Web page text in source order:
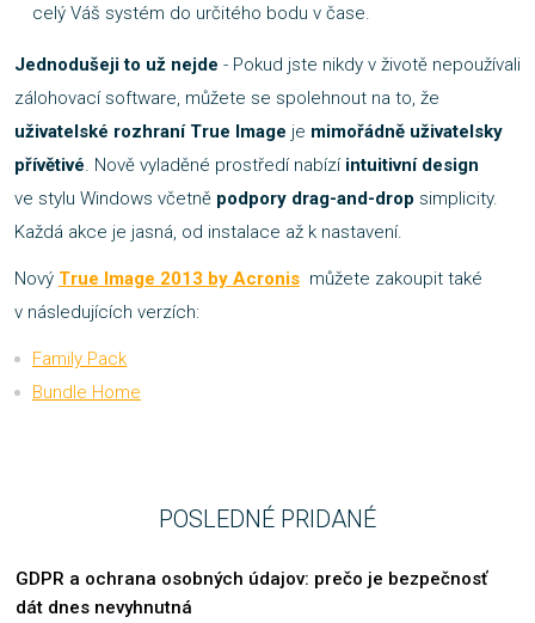
celý Váš systém do určitého bodu v čase.
Jednodušeji to už nejde - Pokud jste nikdy v životě nepoužívali
zálohovací software, můžete se spolehnout na to, že
uživatelské rozhraní True Image je mimořádně uživatelsky
přívětivé . Nově vyladěné prostředí nabízí intuitivní design
ve stylu Windows včetně podpory drag-and-drop simplicity.
Každá akce je jasná, od instalace až k nastavení.
Nový True Image 2013 by Acronis můžete zakoupit také
v následujících verzích:
Family Pack
Bundle Home
POSLEDNÉ PRIDANÉ
GDPR a ochrana osobných údajov: prečo je bezpečnosť
dát dnes nevyhnutná